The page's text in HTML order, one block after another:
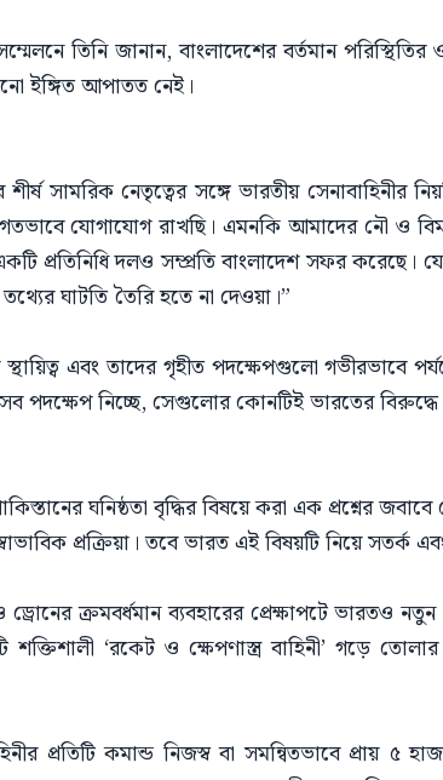
তিনি জানান, বাংলাদেশের বর্তমান
ইঙ্গিত আপাতত নেই।
শীর্ষ সামরিক নেতৃত্বের সঙ্গে ভারতীয়
যোগাযোগ রাখছি। এমনকি আমাদের নৌ ও
প্রতিনিধি দলও সম্প্রতি বাংলাদেশ সফর করেছে।
ঘাটতি তৈরি হতে না দেওয়া।”
স্থায়িত্ব এবং তাদের গৃহীত পদক্ষেপগুলো গভীরভাবে
পদক্ষেপ নিচ্ছে, সেগুলোর কোনটিই ভারতের
ঘনিষ্ঠতা বৃদ্ধির বিষয়ে করা এক প্রশ্নের
প্রক্রিয়া। তবে ভারত এই বিষয়টি নিয়ে সতর্ক
ড্রোনের ক্রমবর্ধমান ব্যবহারের প্রেক্ষাপটে ভারতও
‘রকেট ও ক্ষেপণাস্ত্র বাহিনী’ গড়ে
প্রতিটি কমান্ড নিজস্ব বা সমন্বিতভাবে প্রায়